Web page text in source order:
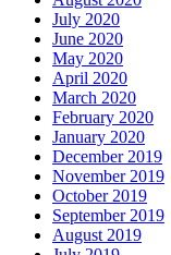
July 2020
June 2020
May 2020
April 2020
March 2020
February 2020
January 2020
December 2019
November 2019
October 2019
September 2019
August 2019